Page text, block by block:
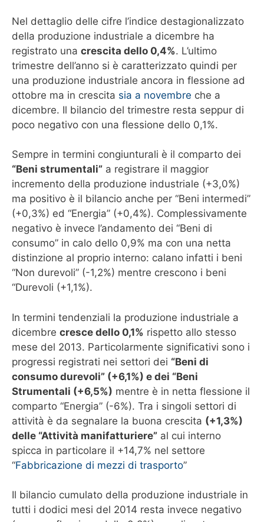
Nel dettaglio delle cifre l’indice destagionalizzato
della produzione industriale a dicembre ha
registrato una crescita dello 0,4%. L’ultimo
trimestre dell’anno si è caratterizzato quindi per
una produzione industriale ancora in flessione ad
ottobre ma in crescita sia a novembre che a
dicembre. Il bilancio del trimestre resta seppur di
poco negativo con una flessione dello 0,1%.
Sempre in termini congiunturali è il comparto dei
“Beni strumentali” a registrare il maggior
incremento della produzione industriale (+3,0%)
ma positivo è il bilancio anche per “Beni intermedi”
(+0,3%) ed “Energia” (+0,4%). Complessivamente
negativo è invece l’andamento dei “Beni di
consumo” in calo dello 0,9% ma con una netta
distinzione al proprio interno: calano infatti i beni
“Non durevoli” (-1,2%) mentre crescono i beni
“Durevoli (+1,1%).
In termini tendenziali la produzione industriale a
dicembre cresce dello 0,1% rispetto allo stesso
mese del 2013. Particolarmente significativi sono i
progressi registrati nei settori dei “Beni di
consumo durevoli” (+6,1%) e dei “Beni
Strumentali (+6,5%) mentre è in netta flessione il
comparto “Energia” (-6%). Tra i singoli settori di
attività è da segnalare la buona crescita (+1,3%)
delle “Attività manifatturiere” al cui interno
spicca in particolare il +14,7% nel settore
“Fabbricazione di mezzi di trasporto”
Il bilancio cumulato della produzione industriale in
tutti i dodici mesi del 2014 resta invece negativo